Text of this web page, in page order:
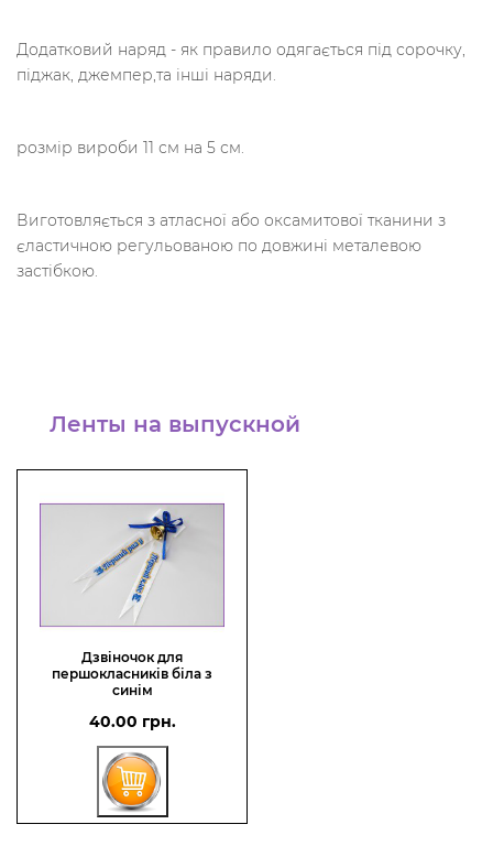
Додатковий наряд - як правило одягається під сорочку,
піджак, джемпер,та інші наряди.
розмір вироби 11 см на 5 см.
Виготовляється з атласної або оксамитової тканини з
єластичною регульованою по довжині металевою
застібкою.
Ленты на выпускной
Дзвіночок для
першокласників біла з
синім
40.00 грн.